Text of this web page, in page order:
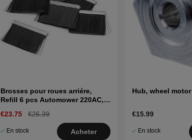
Brosses pour roues arriére,
Refill 6 pcs Automower 220AC,
€23.75 €26.39
En stock Acheter
Hub, wheel motor
€15.99
En stock